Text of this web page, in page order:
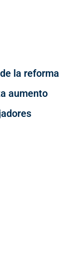
la reforma
aumento